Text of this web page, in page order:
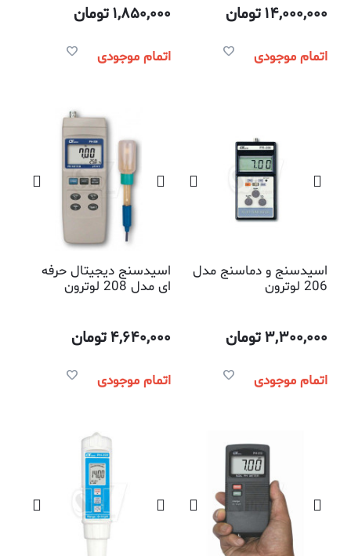
و کنداکتیویتی متر با
پذیرش کارت حافظه
14,000,000تومان
اتمام موجودی
1,850,000تومان
اتمام موجودی
اسیدسنج و دماسنج مدل
206 لوترون
3,300,000تومان
اتمام موجودی
اسیدسنج دیجیتال حرفه
ای مدل 208 لوترون
4,640,000تومان
اتمام موجودی